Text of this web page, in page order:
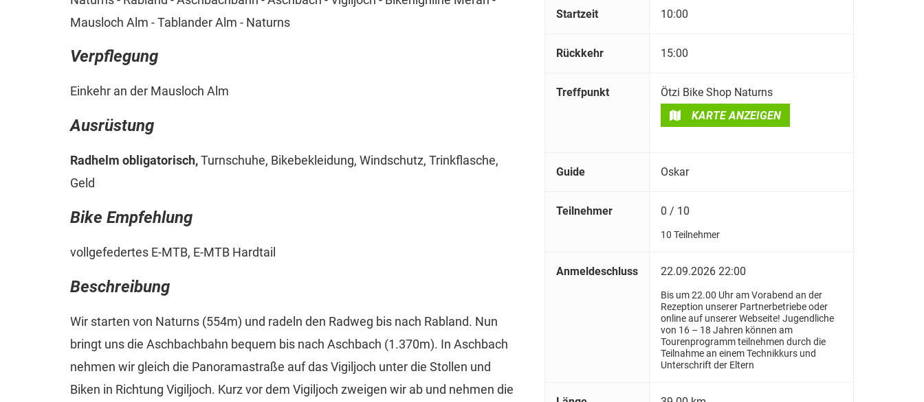
Startzeit 10:00
Rückkehr 15:00
Treffpunkt
Ötzi Bike Shop Naturns
KARTE ANZEIGEN
Guide Oskar
Teilnehmer 0 / 10
10 Teilnehmer
Anmeldeschluss 22.09.2026 22:00
Bis um 22.00 Uhr am Vorabend an der
Rezeption unserer Partnerbetriebe oder
online auf unserer Webseite! Jugendliche
von 16 – 18 Jahren können am
Tourenprogramm teilnehmen durch die
Teilnahme an einem Technikkurs und
Unterschrift der Eltern
Mausloch Alm - Tablander Alm - Naturns
Verpflegung
Einkehr an der Mausloch Alm
Ausrüstung
Radhelm obligatorisch,Turnschuhe, Bikebekleidung, Windschutz, Trinkflasche,
Geld
Bike Empfehlung
vollgefedertes E-MTB, E-MTB Hardtail
Beschreibung
Wir starten von Naturns (554m) und radeln den Radweg bis nach Rabland. Nun
bringt uns die Aschbachbahn bequem bis nach Aschbach (1.370m). In Aschbach
nehmen wir gleich die Panoramastraße auf das Vigiljoch unter die Stollen und
Biken in Richtung Vigiljoch. Kurz vor dem Vigiljoch zweigen wir ab und nehmen die